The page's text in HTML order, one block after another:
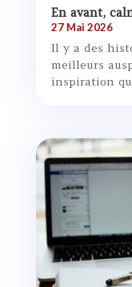
En avant,
27 Mai 2026
Il y a des
meilleurs
inspiration